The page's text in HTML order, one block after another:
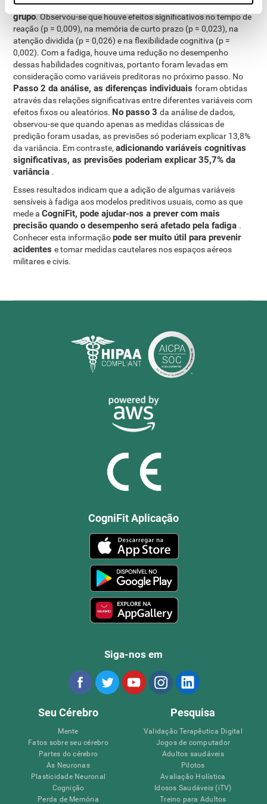
NaEtapa 1 da análise de dados, foram obtidos os efeitos de
grupo. Observou-se que houve efeitos significativos no tempo de
reação (p = 0,009), na memória de curto prazo (p = 0,023), na
atenção dividida (p = 0,026) e na flexibilidade cognitiva (p =
0,002). Com a fadiga, houve uma redução no desempenho
dessas habilidades cognitivas, portanto foram levadas em
consideração como variáveis ​​preditoras no próximo passo. No
Passo 2 da análise, as diferenças individuaisforam obtidas
através das relações significativas entre diferentes variáveis ​​com
efeitos fixos ou aleatórios. No passo 3da análise de dados,
observou-se que quando apenas as medidas clássicas de
predição foram usadas, as previsões só poderiam explicar 13,8%
da variância. Em contraste,adicionando variáveis ​​cognitivas
significativas, as previsões poderiam explicar 35,7% da
variância .
Esses resultados indicam que a adição de algumas variáveis ​​
sensíveis à fadiga aos modelos preditivos usuais, como as que
mede aCogniFit, pode ajudar-nos a prever com mais
precisão quando o desempenho será afetado pela fadiga .
Conhecer esta informaçãopode ser muito útil para prevenir
acidentese tomar medidas cautelares nos espaços aéreos
militares e civis.
CogniFit Aplicação
Siga-nos em
Seu Cérebro
Mente
Fatos sobre seu cérebro
Partes do cérebro
As Neuronas
Plasticidade Neuronal
Cognição
Perda de Memória
Pesquisa
Validação Terapêutica Digital
Jogos de computador
Adultos saudáveis
Pilotos
Avaliação Holística
Idosos Saudáveis (iTV)
Treino para Adultos